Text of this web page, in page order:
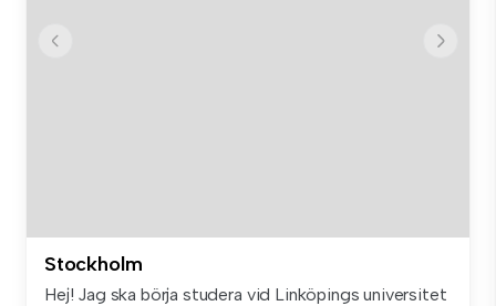
Stockholm
Hej! Jag ska börja studera vid Linköpings universitet